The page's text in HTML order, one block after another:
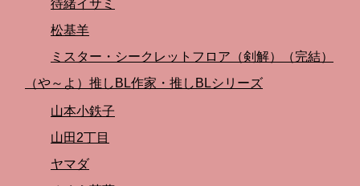
待緒イサミ
松基羊
ミスター・シークレットフロア（剣解）（完結）
（や～よ）推しBL作家・推しBLシリーズ
山本小鉄子
山田2丁目
ヤマダ